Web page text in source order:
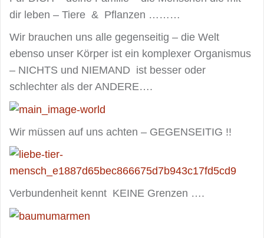
dir leben – Tiere & Pflanzen ………
Wir brauchen uns alle gegenseitig – die Welt
ebenso unser Körper ist ein komplexer Organismus
– NICHTS und NIEMAND ist besser oder
schlechter als der ANDERE….
Wir müssen auf uns achten – GEGENSEITIG !!
Verbundenheit kennt KEINE Grenzen ….